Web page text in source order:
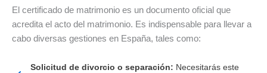
El certificado de matrimonio es un documento oficial que
acredita el acto del matrimonio. Es indispensable para llevar a
cabo diversas gestiones en España, tales como:
Solicitud de divorcio o separación: Necesitarás este